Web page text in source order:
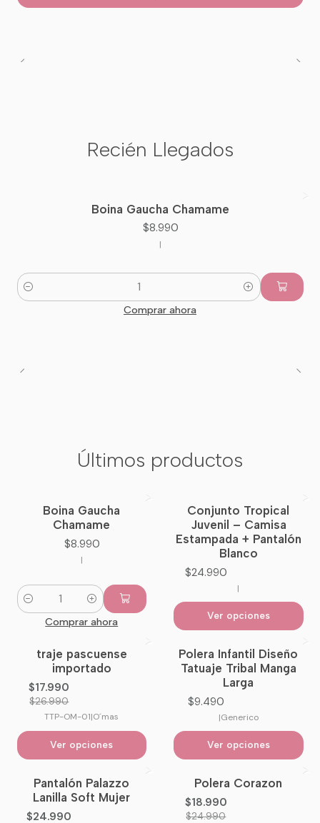
Recién Llegados
Boina Gaucha Chamame
$8.990
|
Cantidad
Comprar ahora
Últimos productos
NuevoBoina Gaucha
Chamame
$8.990
|
Cantidad
Comprar ahora
Conjunto Tropical
Juvenil – Camisa
Estampada + Pantalón
Blanco
$24.990
|
Ver opciones
-33%OFF
traje pascuense
importado
$17.990
$26.990
TTP-OM-01|O´mas
Ver opciones
Polera Infantil Diseño
Tatuaje Tribal Manga
Larga
$9.490
|Generico
Ver opciones
-7%OFF
No disponible
Pantalón Palazzo
Lanilla Soft Mujer
$24.990
-24%OFF
Polera Corazon
$18.990
$24.990